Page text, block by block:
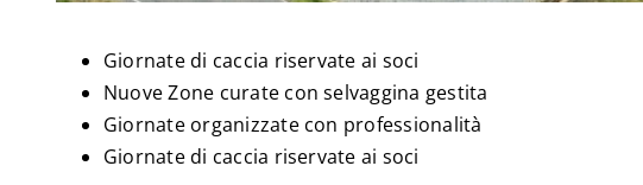
Giornate di caccia riservate ai soci
Nuove Zone curate con selvaggina gestita
Giornate organizzate con professionalità
Giornate di caccia riservate ai soci